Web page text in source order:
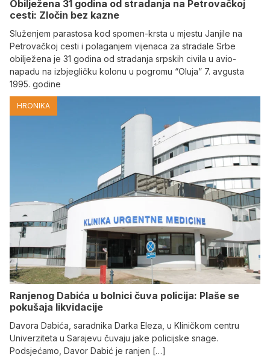
Obilježena 31 godina od stradanja na Petrovačkoj
cesti: Zločin bez kazne
Služenjem parastosa kod spomen-krsta u mjestu Janjile na
Petrovačkoj cesti i polaganjem vijenaca za stradale Srbe
obilježena je 31 godina od stradanja srpskih civila u avio-
napadu na izbjegličku kolonu u pogromu “Oluja” 7. avgusta
1995. godine
HRONIKA
Ranjenog Dabića u bolnici čuva policija: Plaše se
pokušaja likvidacije
Davora Dabića, saradnika Darka Eleza, u Kliničkom centru
Univerziteta u Sarajevu čuvaju jake policijske snage.
Podsjećamo, Davor Dabić je ranjen […]